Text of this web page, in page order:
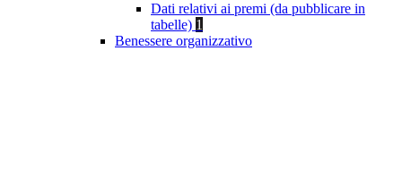
Dati relativi ai premi (da pubblicare in
tabelle) 1
Benessere organizzativo